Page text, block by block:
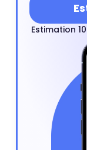
Estimation